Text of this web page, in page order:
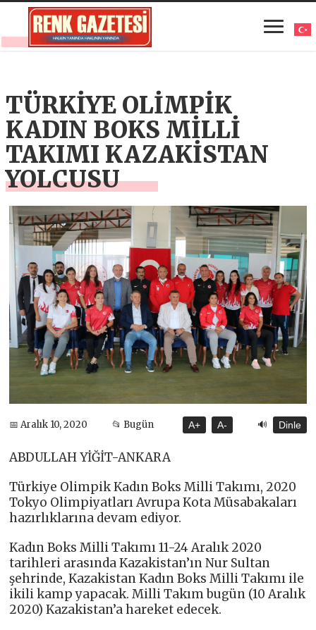
TÜRKİYE OLİMPİK
KADIN BOKS MİLLİ
TAKIMI KAZAKİSTAN
YOLCUSU
📅 Aralık 10, 2020 📂 Bugün A+ A- 🔊 Dinle
ABDULLAH YİĞİT-ANKARA
Türkiye Olimpik Kadın Boks Milli Takımı, 2020
Tokyo Olimpiyatları Avrupa Kota Müsabakaları
hazırlıklarına devam ediyor.
Kadın Boks Milli Takımı 11-24 Aralık 2020
tarihleri arasında Kazakistan’ın Nur Sultan
şehrinde, Kazakistan Kadın Boks Milli Takımı ile
ikili kamp yapacak. Milli Takım bugün (10 Aralık
2020) Kazakistan’a hareket edecek.